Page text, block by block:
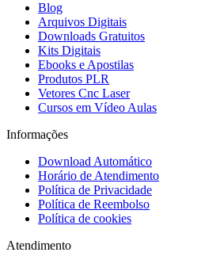
Blog
Arquivos Digitais
Downloads Gratuitos
Kits Digitais
Ebooks e Apostilas
Produtos PLR
Vetores Cnc Laser
Cursos em Vídeo Aulas
Informações
Download Automático
Horário de Atendimento
Política de Privacidade
Política de Reembolso
Política de cookies
Atendimento